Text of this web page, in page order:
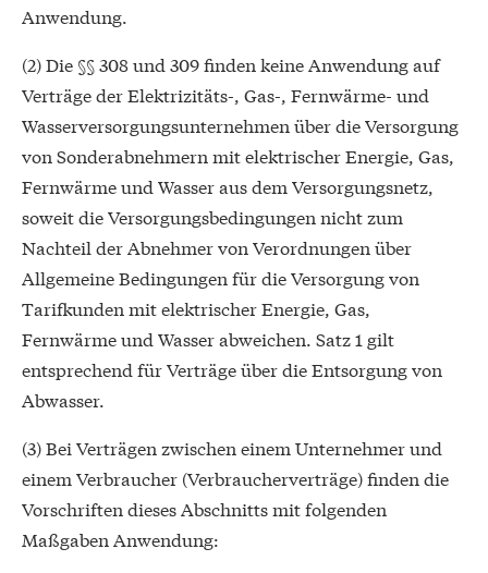
Anwendung.
(2) Die §§ 308 und 309 finden keine Anwendung auf
Verträge der Elektrizitäts-, Gas-, Fernwärme- und
Wasserversorgungsunternehmen über die Versorgung
von Sonderabnehmern mit elektrischer Energie, Gas,
Fernwärme und Wasser aus dem Versorgungsnetz,
soweit die Versorgungsbedingungen nicht zum
Nachteil der Abnehmer von Verordnungen über
Allgemeine Bedingungen für die Versorgung von
Tarifkunden mit elektrischer Energie, Gas,
Fernwärme und Wasser abweichen. Satz 1 gilt
entsprechend für Verträge über die Entsorgung von
Abwasser.
(3) Bei Verträgen zwischen einem Unternehmer und
einem Verbraucher (Verbraucherverträge) finden die
Vorschriften dieses Abschnitts mit folgenden
Maßgaben Anwendung: